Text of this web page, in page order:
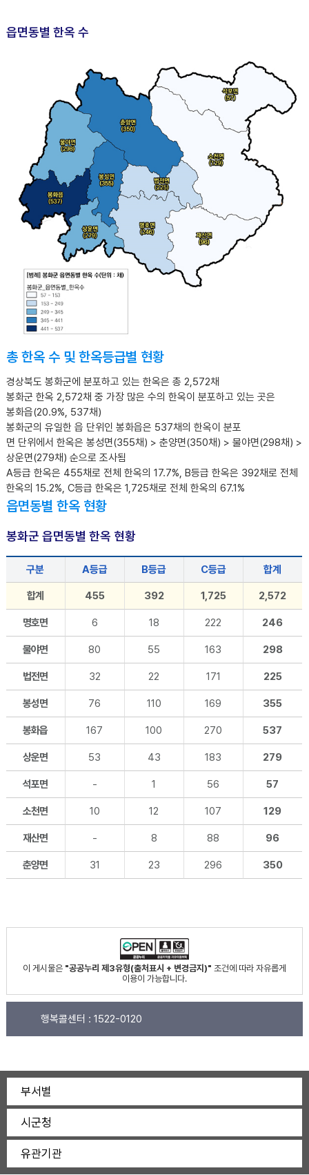
읍면동별 한옥 수
총 한옥 수 및 한옥등급별 현황
경상북도 봉화군에 분포하고 있는 한옥은 총 2,572채
봉화군 한옥 2,572채 중 가장 많은 수의 한옥이 분포하고 있는 곳은
봉화읍(20.9%, 537채)
봉화군의 유일한 읍 단위인 봉화읍은 537채의 한옥이 분포
면 단위에서 한옥은 봉성면(355채) > 춘양면(350채) > 물야면(298채) >
상운면(279채) 순으로 조사됨
A등급 한옥은 455채로 전체 한옥의 17.7%, B등급 한옥은 392채로 전체
한옥의 15.2%, C등급 한옥은 1,725채로 전체 한옥의 67.1%
읍면동별 한옥 현황
봉화군 읍면동별 한옥 현황
구분 A등급 B등급 C등급 합계
합계 455 392 1,725 2,572
명호면 6 18 222 246
물야면 80 55 163 298
법전면 32 22 171 225
봉성면 76 110 169 355
봉화읍 167 100 270 537
상운면 53 43 183 279
석포면 - 1 56 57
소천면 10 12 107 129
재산면 - 8 88 96
춘양면 31 23 296 350
이 게시물은 "공공누리 제3유형(출처표시 + 변경금지)" 조건에 따라 자유롭게
이용이 가능합니다.
행복콜센터 : 1522-0120
부서별
시군청
유관기관